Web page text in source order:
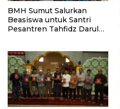
BMH Sumut Salurkan
Beasiswa untuk Santri
Pesantren Tahfidz Darul